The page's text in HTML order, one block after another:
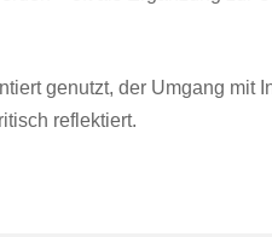
genutzt, der Umgang mit
reflektiert.